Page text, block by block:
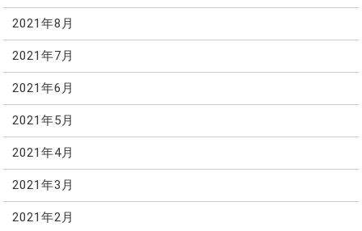
2021年8月
2021年7月
2021年6月
2021年5月
2021年4月
2021年3月
2021年2月